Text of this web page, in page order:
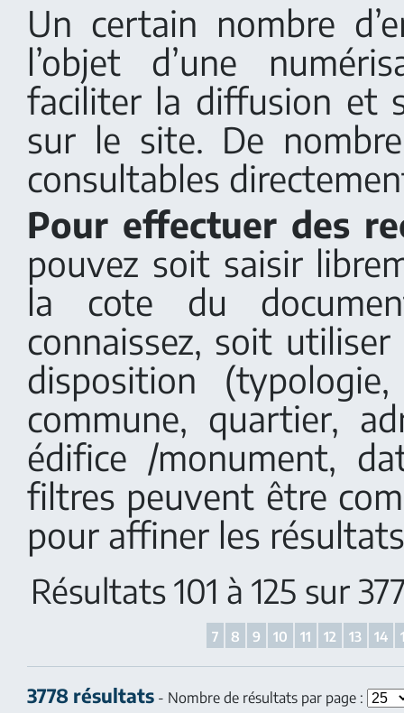
Un certain nombre
l’objet d’une
faciliter la diffusion et
sur le site. De
consultables
Pour effectuer des
pouvez soit saisir
la cote du
connaissez, soit
disposition
commune, quartier,
édifice /monument,
filtres peuvent être
pour affiner les
Résultats 101 à 125 sur
7 8 9 10 11 12 13 14
3778 résultats- Nombre de résultats par page :